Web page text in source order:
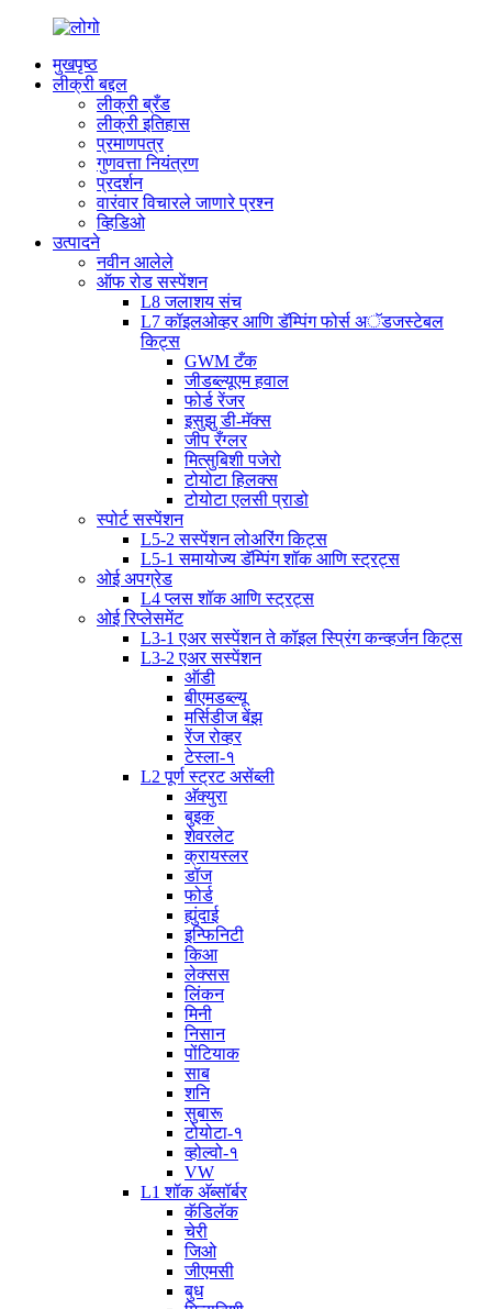
मुखपृष्ठ
लीक्री बद्दल
लीक्री ब्रँड
लीक्री इतिहास
प्रमाणपत्र
गुणवत्ता नियंत्रण
प्रदर्शन
वारंवार विचारले जाणारे प्रश्न
व्हिडिओ
उत्पादने
नवीन आलेले
ऑफ रोड सस्पेंशन
L8 जलाशय संच
L7 कॉइलओव्हर आणि डॅम्पिंग फोर्स अॅडजस्टेबल
किट्स
GWM टँक
जीडब्ल्यूएम हवाल
फोर्ड रेंजर
इसुझु डी-मॅक्स
जीप रँग्लर
मित्सुबिशी पजेरो
टोयोटा हिलक्स
टोयोटा एलसी प्राडो
स्पोर्ट सस्पेंशन
L5-2 सस्पेंशन लोअरिंग किट्स
L5-1 समायोज्य डॅम्पिंग शॉक आणि स्ट्रट्स
ओई अपग्रेड
L4 प्लस शॉक आणि स्ट्रट्स
ओई रिप्लेसमेंट
L3-1 एअर सस्पेंशन ते कॉइल स्प्रिंग कन्व्हर्जन किट्स
L3-2 एअर सस्पेंशन
ऑडी
बीएमडब्ल्यू
मर्सिडीज बेंझ
रेंज रोव्हर
टेस्ला-१
L2 पूर्ण स्ट्रट असेंब्ली
अ‍ॅक्युरा
बुइक
शेवरलेट
क्रायस्लर
डॉज
फोर्ड
ह्युंदाई
इन्फिनिटी
किआ
लेक्सस
लिंकन
मिनी
निसान
पोंटियाक
साब
शनि
सुबारू
टोयोटा-१
व्होल्वो-१
VW
L1 शॉक अ‍ॅब्सॉर्बर
कॅडिलॅक
चेरी
जिओ
जीएमसी
बुध